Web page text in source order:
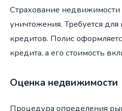
Страхование
уничтожения. Требуется
кредитов. Полис
кредита, а его стоимость
Оценка недвижимости
Процедура определения